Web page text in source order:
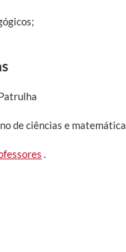
de ciências e matemática
.